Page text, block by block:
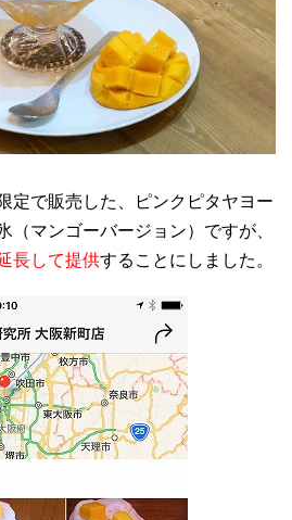
定で販売した、ピンクピタヤヨー
（マンゴーバージョン）ですが、
長して提供することにしました。